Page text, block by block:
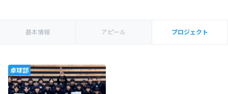
基本情報 アピール プロジェクト
卓球部